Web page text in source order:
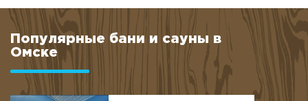
Кухня
Мангал/ барбекю
Со своей едой
Популярные бани и сауны в
Омске